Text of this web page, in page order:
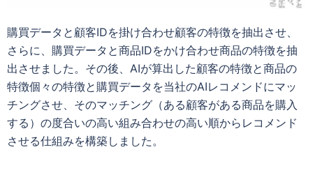
購買データと顧客IDを掛け合わせ顧客の特徴を抽出させ、
さらに、購買データと商品IDをかけ合わせ商品の特徴を抽
出させました。その後、AIが算出した顧客の特徴と商品の
特徴個々の特徴と購買データを当社のAIレコメンドにマッ
チングさせ、そのマッチング（ある顧客がある商品を購入
する）の度合いの高い組み合わせの高い順からレコメンド
させる仕組みを構築しました。